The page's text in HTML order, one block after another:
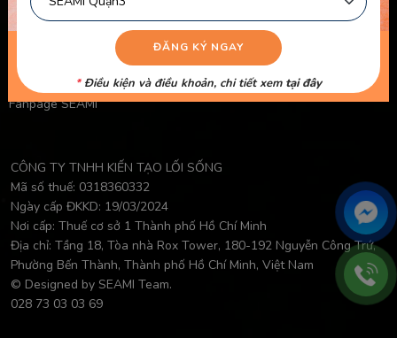
Điều Khoản Logo
Danh Sách Giáo Viên
Fanpage SEAMI
CÔNG TY TNHH KIẾN TẠO LỐI SỐNG
Mã số thuế: 0318360332
Ngày cấp ĐKKD: 19/03/2024
Nơi cấp: Thuế cơ sở 1 Thành phố Hồ Chí Minh
Địa chỉ: Tầng 18, Tòa nhà Rox Tower, 180-192 Nguyễn Công Trứ,
Phường Bến Thành, Thành phố Hồ Chí Minh, Việt Nam
© Designed by SEAMI Team.
028 73 03 03 69
*Điều kiện và điều khoản, chi tiết xem tại đây